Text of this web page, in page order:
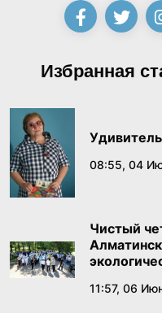
20:21, 19 Июня 2026
Димаш Кудайберген
международном
колыбель
18:02, 19 Июня 2026
16 ТЫСЯЧ ПОКАЗОВ
ТЕАТРЫ
К СЦЕНИЧЕСКОМУ
РЕСПУБЛИКАСЫНЫН
Бектенов в России
признании
Избранная
08:55, 04
Чистый
11:57, 06